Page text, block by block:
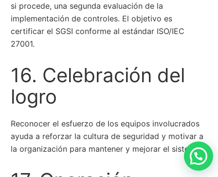
si procede, una segunda evaluación de la
implementación de controles. El objetivo es
certificar el SGSI conforme al estándar ISO/IEC
27001.
16. Celebración del
logro
Reconocer el esfuerzo de los equipos involucrados
ayuda a reforzar la cultura de seguridad y motivar a
la organización para mantener y mejorar el sistema.